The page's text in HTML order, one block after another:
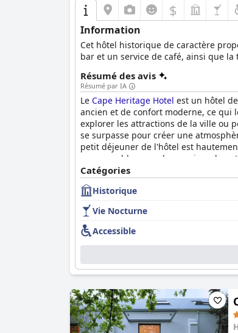
$
Information
Cet hôtel historique de caractère
bar et un service de café, ainsi que
Résumé des avis
Résumé par IA
Le Cape Heritage Hotel est un hôtel
ancien et de confort moderne, ce qui
explorer les attractions de la ville ou
se surpasse pour créer une
petit déjeuner de l'hôtel est
remarquable, avec des services de
qualité-prix et est fortement
Catégories
Historique
Vie Nocturne
Accessible